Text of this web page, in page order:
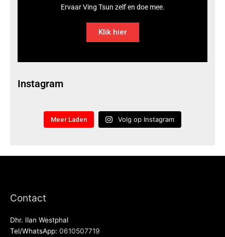
Ervaar Ving Tsun zelf en doe mee.
Klik hier
Instagram
Meer Laden Volg op Instagram
Contact
Dhr. Ilan Westphal
Tel/WhatsApp: 0610507719